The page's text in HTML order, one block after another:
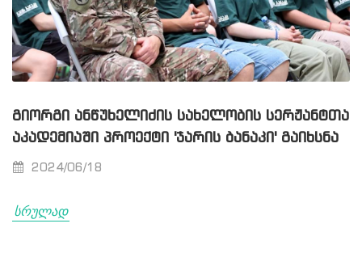
ᲒᲘᲝᲠᲒᲘ ᲐᲜᲬᲣᲮᲔᲚᲘᲫᲘᲡ ᲡᲐᲮᲔᲚᲝᲑᲘᲡ ᲡᲔᲠᲟᲐᲜᲢᲗᲐ
ᲐᲙᲐᲓᲔᲛᲘᲐᲨᲘ ᲞᲠᲝᲔᲥᲢᲘ 'ᲯᲐᲠᲘᲡ ᲑᲐᲜᲐᲙᲘ' ᲒᲐᲘᲮᲡᲜᲐ
2024/06/18
სრულად